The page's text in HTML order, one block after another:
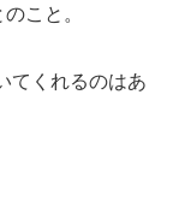
こと。
てくれるのはあ